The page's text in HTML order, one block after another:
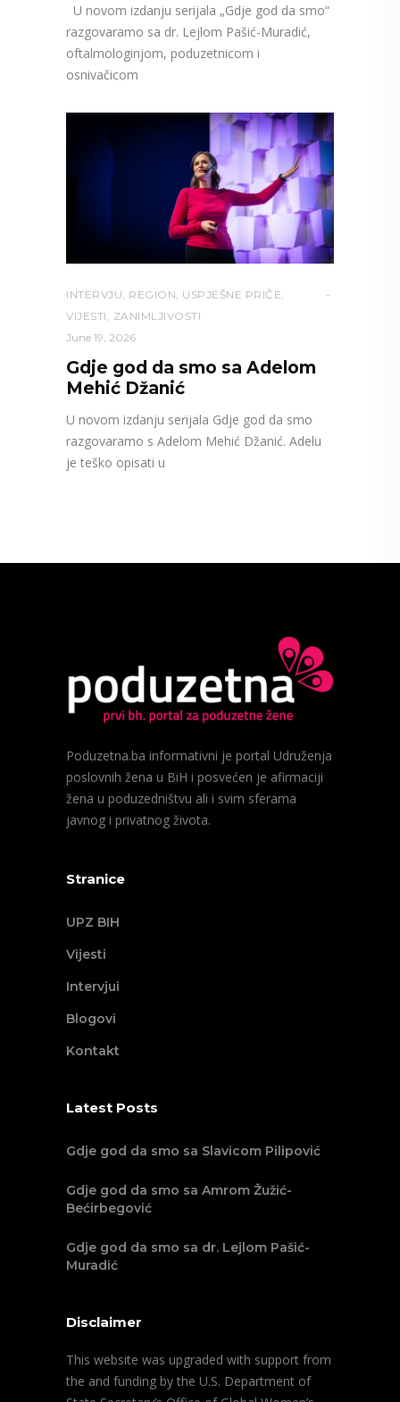
U novom izdanju serijala „Gdje god da smo“
razgovaramo sa dr. Lejlom Pašić-Muradić,
oftalmologinjom, poduzetnicom i
osnivačicom
INTERVJU REGION USPJEŠNE PRIČE
VIJESTI
ZANIMLJIVOSTI
June 19, 2026
Gdje god da smo sa Adelom
Mehić Džanić
U novom izdanju serijala Gdje god da smo
razgovaramo s Adelom Mehić Džanić. Adelu
je teško opisati u
Poduzetna.ba informativni je portal Udruženja
poslovnih žena u BiH i posvećen je afirmaciji
žena u poduzedništvu ali i svim sferama
javnog i privatnog života.
Stranice
UPZ BIH
Vijesti
Intervjui
Blogovi
Kontakt
Latest Posts
Gdje god da smo sa Slavicom Pilipović
Gdje god da smo sa Amrom Žužić-
Bećirbegović
Gdje god da smo sa dr. Lejlom Pašić-
Muradić
Disclaimer
This website was upgraded with support from
the and funding by the U.S. Department of